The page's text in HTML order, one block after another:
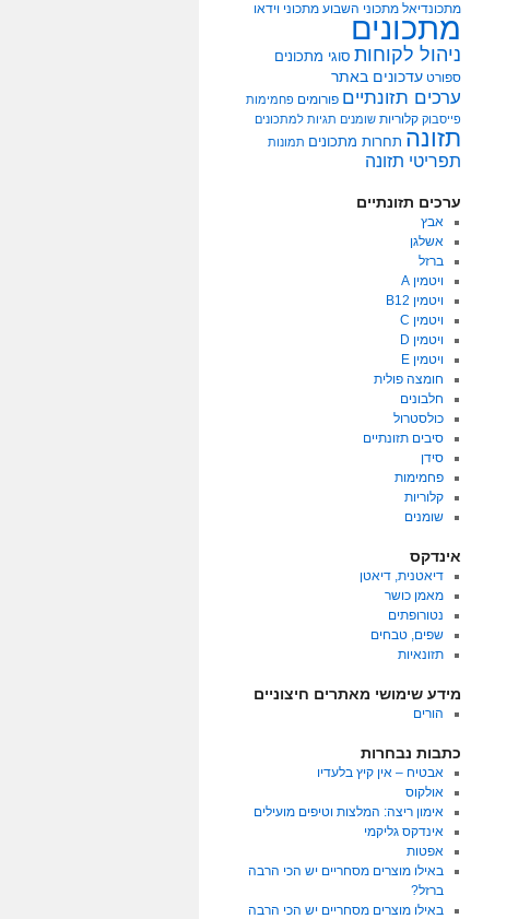
מתכונדיאל מתכוני השבוע מתכוני וידאו
מתכונים
ניהול לקוחות סוגי מתכונים
ספורט עדכונים באתר
ערכים תזונתיים פורומים פחמימות
פייסבוק קלוריות שומנים תגיות למתכונים
תזונה תחרות מתכונים תמונות
תפריטי תזונה
ערכים תזונתיים
אבץ
אשלגן
ברזל
ויטמין A
ויטמין B12
ויטמין C
ויטמין D
ויטמין E
חומצה פולית
חלבונים
כולסטרול
סיבים תזונתיים
סידן
פחמימות
קלוריות
שומנים
אינדקס
דיאטנית, דיאטן
מאמן כושר
נטורופתים
שפים, טבחים
תזונאיות
מידע שימושי מאתרים חיצוניים
הורים
כתבות נבחרות
אבטיח – אין קיץ בלעדיו
אולקוס
אימון ריצה: המלצות וטיפים מועילים
אינדקס גליקמי
אפטות
באילו מוצרים מסחריים יש הכי הרבה
ברזל?
באילו מוצרים מסחריים יש הכי הרבה